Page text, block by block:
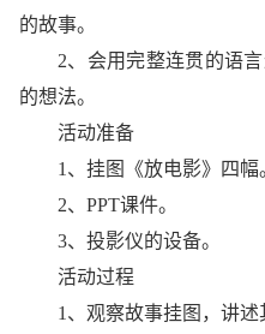
的故事。
2、会用完整连贯的语
的想法。
活动准备
1、挂图《放电影》四幅
2、PPT课件。
3、投影仪的设备。
活动过程
1、观察故事挂图，讲述